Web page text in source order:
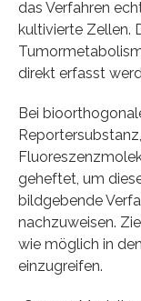
das Verfahren
kultivierte Zellen.
direkt erfasst
Bei
geheftet, um
bildgebende
nachzuweisen.
wie möglich in
einzugreifen.